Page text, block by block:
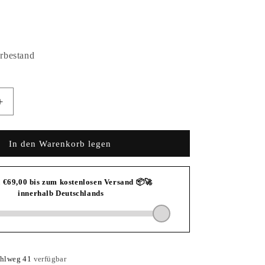
Erhöhe
für
EASY
In den Warenkorb legen
41 verfügbar